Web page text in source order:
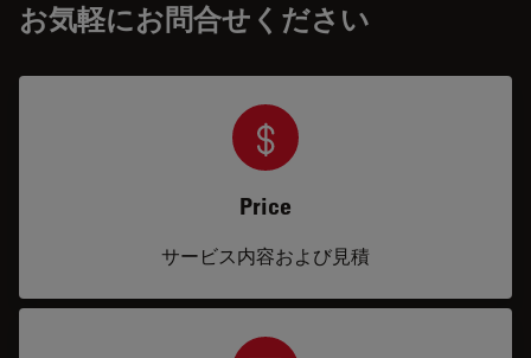
お気軽にお問合せください
Price
サービス内容および見積